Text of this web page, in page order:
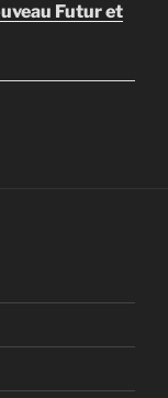
Futur et